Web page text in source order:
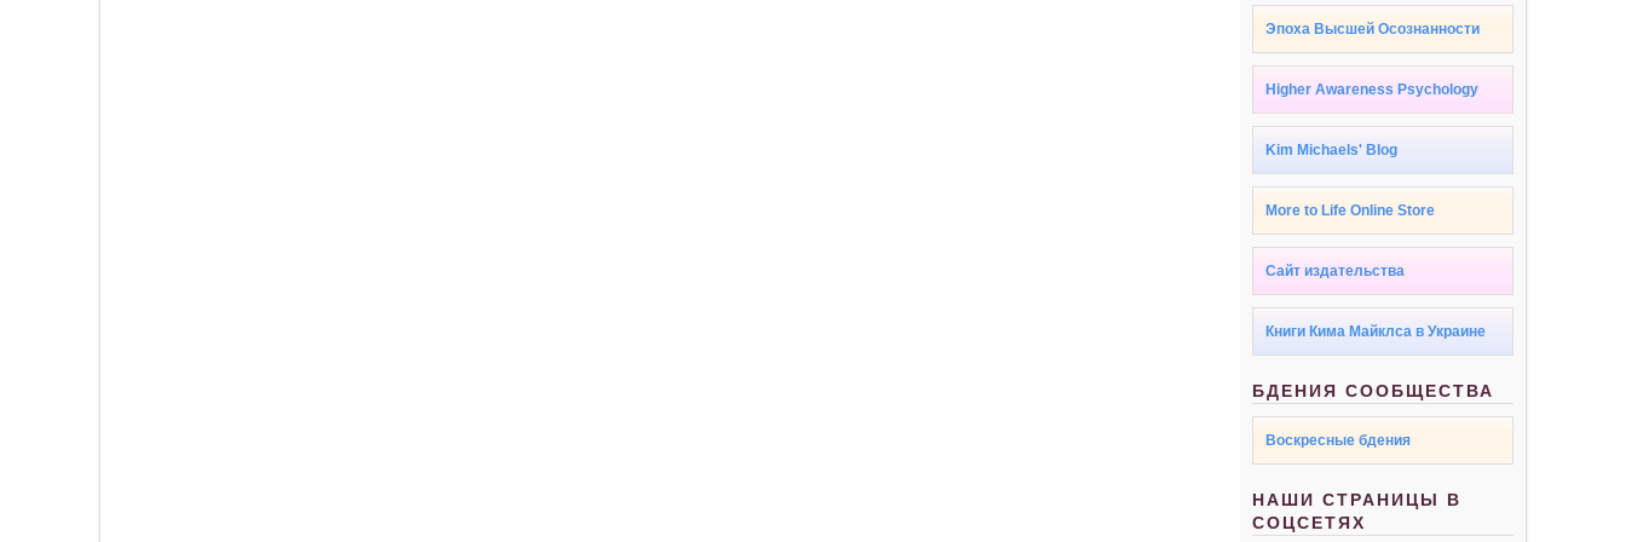
Эпоха Высшей Осознанности
Higher Awareness Psychology
Kim Michaels' Blog
More to Life Online Store
Сайт издательства
Книги Кима Майклса в Украине
БДЕНИЯ СООБЩЕСТВА
Воскресные бдения
НАШИ СТРАНИЦЫ В
СОЦСЕТЯХ